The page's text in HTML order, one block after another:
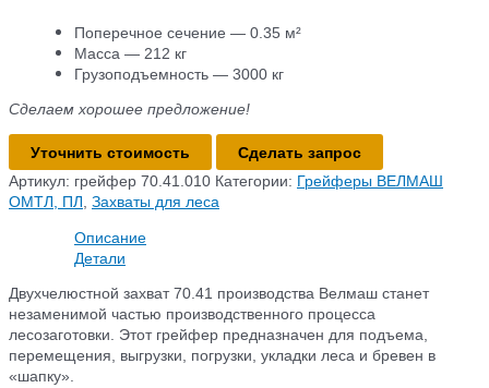
Поперечное сечение — 0.35 м²
Масса — 212 кг
Грузоподъемность — 3000 кг
Сделаем хорошее предложение!
Количество
товара
Захват
70.41.010
Уточнить стоимость
Сделать запрос
Артикул: грейфер 70.41.010 Категории: Грейферы ВЕЛМАШ
ОМТЛ, ПЛ, Захваты для леса
Описание
Детали
Двухчелюстной захват 70.41 производства Велмаш станет
незаменимой частью производственного процесса
лесозаготовки. Этот грейфер предназначен для подъема,
перемещения, выгрузки, погрузки, укладки леса и бревен в
«шапку».